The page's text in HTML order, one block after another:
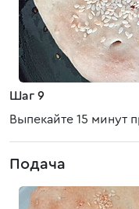
Шаг 9
Выпекайте 15 минут
Подача